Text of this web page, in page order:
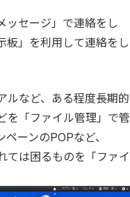
ッセージ」で連絡をし
板」を利用して連絡をし
ルなど、ある程度長期的
を「ファイル管理」で管
ーンのPOPなど、
ては困るものを「ファイ